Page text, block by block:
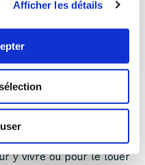
Afficher les détails
LE NEUF : LE MATCH
OU INVESTISSEMENT
y vivre ou pour le louer